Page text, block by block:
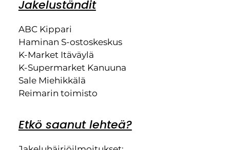
Jakeluständit
ABC Kippari
Haminan S-ostoskeskus
K-Market Itäväylä
K-Supermarket Kanuuna
Sale Miehikkälä
Reimarin toimisto
Etkö saanut lehteä?